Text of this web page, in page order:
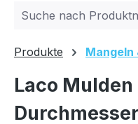
Produkte Mangeln
Laco